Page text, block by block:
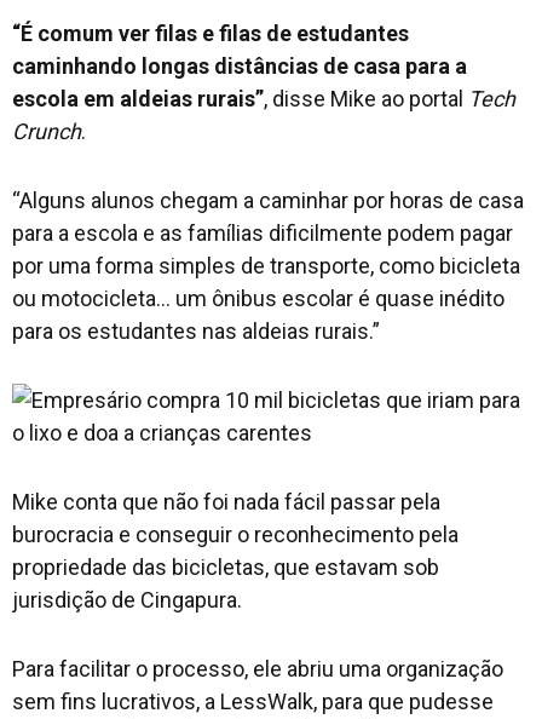
“É comum ver filas e filas de estudantes
caminhando longas distâncias de casa para a
escola em aldeias rurais”, disse Mike ao portal Tech
Crunch.
“Alguns alunos chegam a caminhar por horas de casa
para a escola e as famílias dificilmente podem pagar
por uma forma simples de transporte, como bicicleta
ou motocicleta… um ônibus escolar é quase inédito
para os estudantes nas aldeias rurais.”
Mike conta que não foi nada fácil passar pela
burocracia e conseguir o reconhecimento pela
propriedade das bicicletas, que estavam sob
jurisdição de Cingapura.
Para facilitar o processo, ele abriu uma organização
sem fins lucrativos, a LessWalk, para que pudesse